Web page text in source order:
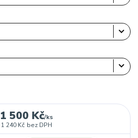
1 500 Kč/ks
1 240 Kč bez DPH